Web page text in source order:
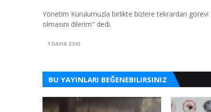
Yönetim Kurulumuzla birlikte bizlere tekrardan görevi
olmasını dilerim" dedi.
DAHA ESKI
BU YAYINLARI BEĞENEBILIRSINIZ